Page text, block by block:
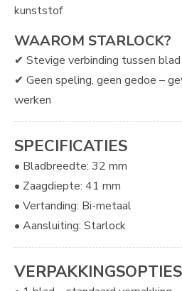
kunststof
WAAROM STARLOCK?
✔ Stevige verbinding tussen
✔ Geen speling, geen gedoe –
werken
SPECIFICATIES
• Bladbreedte: 32 mm
• Zaagdiepte: 41 mm
• Vertanding: Bi-metaal
• Aansluiting: Starlock
VERPAKKINGSOPTIES